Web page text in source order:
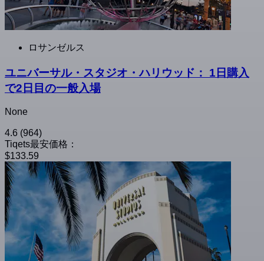
ロサンゼルス
ユニバーサル・スタジオ・ハリウッド： 1日購入
で2日目の一般入場
None
4.6 (964)
Tiqets最安価格：
$133.59